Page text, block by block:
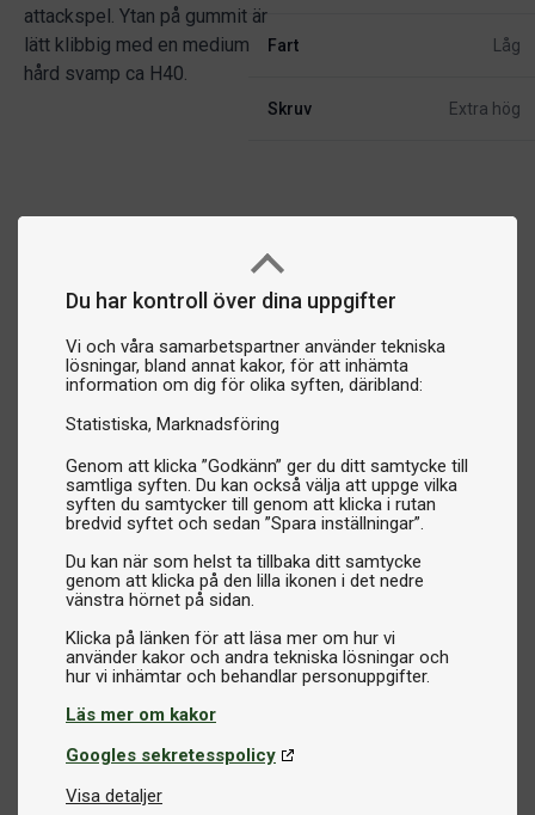
Du har kontroll över dina uppgifter
Vi och våra samarbetspartner använder tekniska
lösningar, bland annat kakor, för att inhämta
information om dig för olika syften, däribland:
Statistiska Marknadsföring
Genom att klicka ”Godkänn” ger du ditt samtycke till
samtliga syften. Du kan också välja att uppge vilka
syften du samtycker till genom att klicka i rutan
bredvid syftet och sedan ”Spara inställningar”.
Du kan när som helst ta tillbaka ditt samtycke
genom att klicka på den lilla ikonen i det nedre
vänstra hörnet på sidan.
Klicka på länken för att läsa mer om hur vi
använder kakor och andra tekniska lösningar och
Läs mer om kakor
Googles sekretesspolicy
Visa detaljer
attackspel. Ytan på gummit är
lätt klibbig med en medium
hård svamp ca H40.
Fart Låg
Skruv Extra hög